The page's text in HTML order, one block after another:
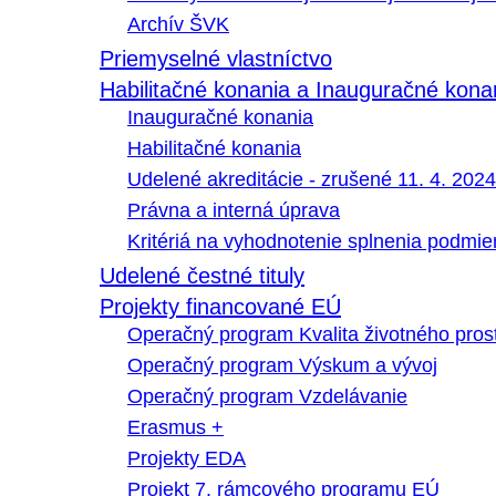
Archív ŠVK
Priemyselné vlastníctvo
Habilitačné konania a Inauguračné
Inauguračné konania
Habilitačné konania
Udelené akreditácie - zrušené 11. 4. 2024
Právna a interná úprava
Kritériá na vyhodnotenie splnenia
Udelené čestné tituly
Projekty financované EÚ
Operačný program Kvalita životného
Operačný program Výskum a vývoj
Operačný program Vzdelávanie
Erasmus +
Projekty EDA
Projekt 7. rámcového programu EÚ